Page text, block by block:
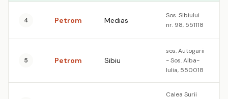
4 Petrom Medias
Sos. Sibiului
nr. 98, 551118
5 Petrom Sibiu
sos. Autogarii
- Sos. Alba-
Iulia, 550018
Calea Surii